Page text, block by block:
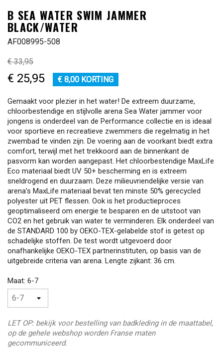
B SEA WATER SWIM JAMMER
BLACK/WATER
AF008995-508
€ 33,95
€ 25,95 € 8,00 KORTING
Gemaakt voor plezier in het water! De extreem duurzame,
chloorbestendige en stijlvolle arena Sea Water jammer voor
jongens is onderdeel van de Performance collectie en is ideaal
voor sportieve en recreatieve zwemmers die regelmatig in het
zwembad te vinden zijn. De voering aan de voorkant biedt extra
comfort, terwijl met het trekkoord aan de binnenkant de
pasvorm kan worden aangepast. Het chloorbestendige MaxLife
Eco materiaal biedt UV 50+ bescherming en is extreem
sneldrogend en duurzaam. Deze milieuvriendelijke versie van
arena’s MaxLife materiaal bevat ten minste 50% gerecycled
polyester uit PET flessen. Ook is het productieproces
geoptimaliseerd om energie te besparen en de uitstoot van
CO2 en het gebruik van water te verminderen. Elk onderdeel van
de STANDARD 100 by OEKO-TEX-gelabelde stof is getest op
schadelijke stoffen. De test wordt uitgevoerd door
onafhankelijke OEKO-TEX partnerinstituten, op basis van de
uitgebreide criteria van arena. Lengte zijkant: 36 cm.
Maat: 6-7
LET OP: bekijk voor bestelling van badkleding in de maattabel,
op de gehele webshop worden Franse maten
gecommuniceerd.